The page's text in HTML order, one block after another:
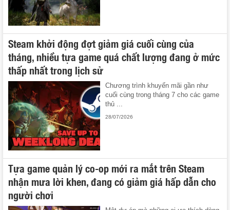
Steam khởi động đợt giảm giá cuối cùng của
tháng, nhiều tựa game quá chất lượng đang ở mức
thấp nhất trong lịch sử
Chương trình khuyến mãi gần như
cuối cùng trong tháng 7 cho các game
thủ ...
28/07/2026
Tựa game quản lý co-op mới ra mắt trên Steam
nhận mưa lời khen, đang có giảm giá hấp dẫn cho
người chơi